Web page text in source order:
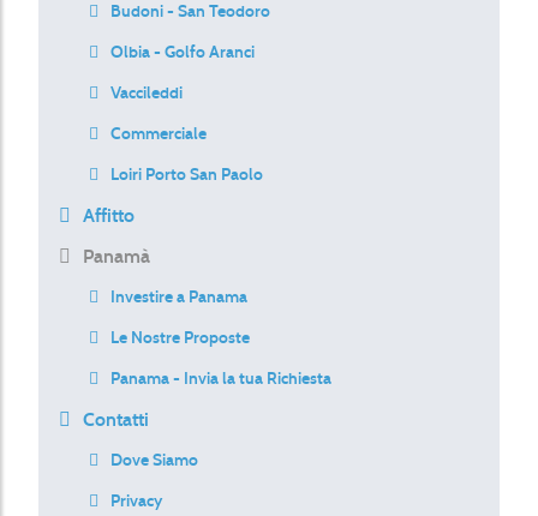
Budoni - San Teodoro
Olbia - Golfo Aranci
Vaccileddi
Commerciale
Loiri Porto San Paolo
Affitto
Panamà
Investire a Panama
Le Nostre Proposte
Panama - Invia la tua Richiesta
Contatti
Dove Siamo
Privacy